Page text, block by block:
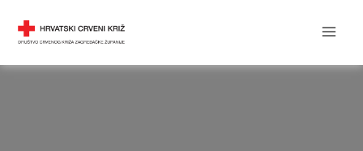
navigation